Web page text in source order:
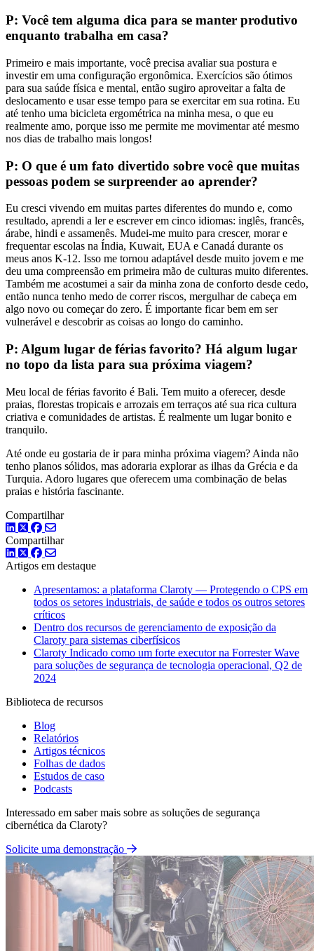
P: Você tem alguma dica para se manter produtivo
enquanto trabalha em casa?
Primeiro e mais importante, você precisa avaliar sua postura e
investir em uma configuração ergonômica. Exercícios são ótimos
para sua saúde física e mental, então sugiro aproveitar a falta de
deslocamento e usar esse tempo para se exercitar em sua rotina. Eu
até tenho uma bicicleta ergométrica na minha mesa, o que eu
realmente amo, porque isso me permite me movimentar até mesmo
nos dias de trabalho mais longos!
P: O que é um fato divertido sobre você que muitas
pessoas podem se surpreender ao aprender?
Eu cresci vivendo em muitas partes diferentes do mundo e, como
resultado, aprendi a ler e escrever em cinco idiomas: inglês, francês,
árabe, hindi e assamenês. Mudei-me muito para crescer, morar e
frequentar escolas na Índia, Kuwait, EUA e Canadá durante os
meus anos K-12. Isso me tornou adaptável desde muito jovem e me
deu uma compreensão em primeira mão de culturas muito diferentes.
Também me acostumei a sair da minha zona de conforto desde cedo,
então nunca tenho medo de correr riscos, mergulhar de cabeça em
algo novo ou começar do zero. É importante ficar bem em ser
vulnerável e descobrir as coisas ao longo do caminho.
P: Algum lugar de férias favorito? Há algum lugar
no topo da lista para sua próxima viagem?
Meu local de férias favorito é Bali. Tem muito a oferecer, desde
praias, florestas tropicais e arrozais em terraços até sua rica cultura
criativa e comunidades de artistas. É realmente um lugar bonito e
tranquilo.
Até onde eu gostaria de ir para minha próxima viagem? Ainda não
tenho planos sólidos, mas adoraria explorar as ilhas da Grécia e da
Turquia. Adoro lugares que oferecem uma combinação de belas
praias e história fascinante.
Compartilhar
LinkedIn
TwitterFacebook
Compartilhar
LinkedIn
TwitterFacebook
Artigos em destaque
Apresentamos: a plataforma Claroty — Protegendo o CPS em
todos os setores industriais, de saúde e todos os outros setores
críticos
Dentro dos recursos de gerenciamento de exposição da
Claroty para sistemas ciberfísicos
Claroty Indicado como um forte executor na Forrester Wave
para soluções de segurança de tecnologia operacional, Q2 de
2024
Biblioteca de recursos
Blog
Relatórios
Artigos técnicos
Folhas de dados
Estudos de caso
Podcasts
Interessado em saber mais sobre as soluções de segurança
cibernética da Claroty?
Solicite uma demonstração